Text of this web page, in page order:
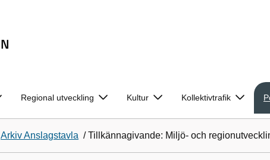
Regional utveckling Kultur Kollektivtrafik
Arkiv Anslagstavla /Tillkännagivande: Miljö- och